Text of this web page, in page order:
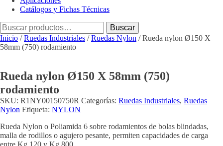
Catálogos y Fichas Técnicas
Buscar
por:
Buscar
Inicio /Ruedas Industriales /Ruedas Nylon / Rueda nylon Ø150 X
58mm (750) rodamiento
Rueda nylon Ø150 X 58mm (750)
rodamiento
SKU: R1NY00150750R Categorías: Ruedas Industriales, Ruedas
Nylon Etiqueta: NYLON
Rueda Nylon o Poliamida 6 sobre rodamientos de bolas blindadas,
malla de rodillos o agujero pesante, permiten capacidades de carga
entre Kg 120 y Kg 800.